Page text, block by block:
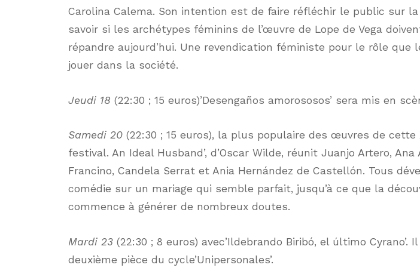
Carolina Calema. Son intention est de faire réfléchir le public sur
savoir si les archétypes féminins de l’œuvre de Lope de Vega
répandre aujourd’hui. Une revendication féministe pour le rôle que
jouer dans la société.
Jeudi 18 (22:30 ; 15 euros)’Desengaños amorososos’ sera mis en
Samedi 20 (22:30 ; 15 euros), la plus populaire des œuvres de cette
festival. An Ideal Husband’, d’Oscar Wilde, réunit Juanjo Artero, Ana
Francino, Candela Serrat et Ania Hernández de Castellón. Tous
comédie sur un mariage qui semble parfait, jusqu’à ce que la
commence à générer de nombreux doutes.
Mardi 23 (22:30 ; 8 euros) avec’Ildebrando Biribó, el último Cyrano’.
deuxième pièce du cycle’Unipersonales’.